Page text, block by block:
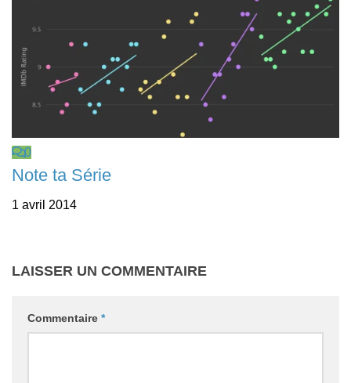
0
Note ta Série
1 avril 2014
LAISSER UN COMMENTAIRE
Commentaire *